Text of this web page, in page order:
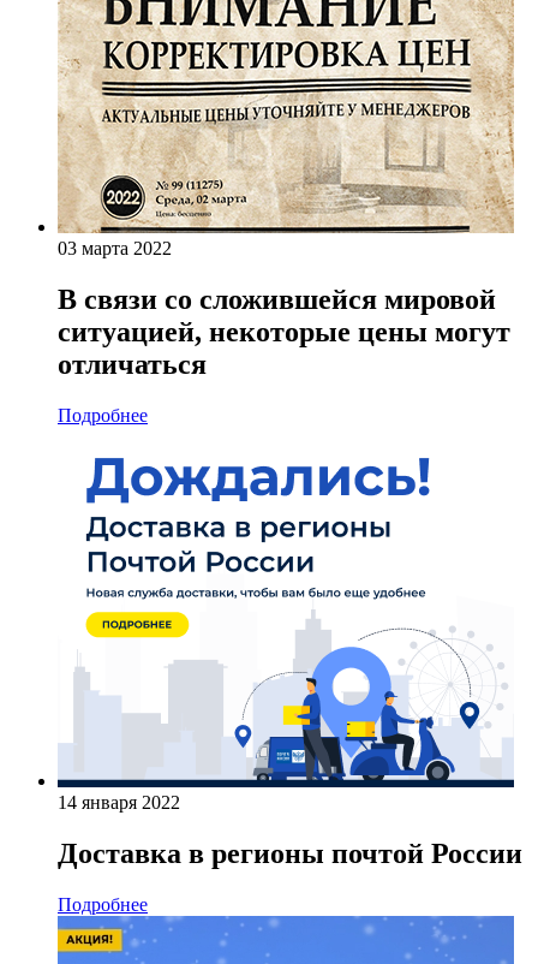
03 марта 2022
В связи со сложившейся мировой
ситуацией, некоторые цены могут
отличаться
Подробнее
14 января 2022
Доставка в регионы почтой России
Подробнее